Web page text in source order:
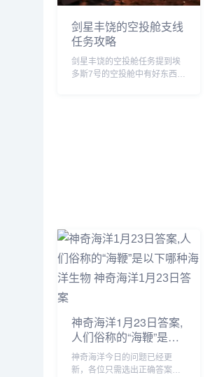
剑星丰饶的空投舱支线
任务攻略
剑星丰饶的空投舱任务提到埃
多斯7号的空投舱中有好东西，
神奇海洋1月23日答案,
人们俗称的“海鞭”是以
下哪种海洋生物 神奇
海洋1月23日答案
神奇海洋今日的问题已经更
新，各位只需选出正确答案就